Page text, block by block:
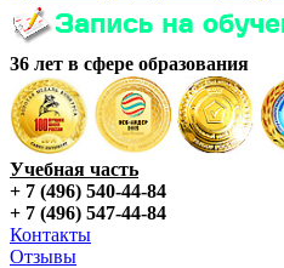
36 лет в сфере образования
Учебная часть
+ 7 (496) 540-44-84
+ 7 (496) 547-44-84
Контакты
Отзывы